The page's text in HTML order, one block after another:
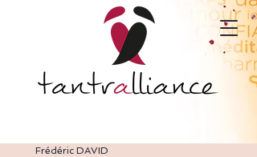
Frédéric DAVID